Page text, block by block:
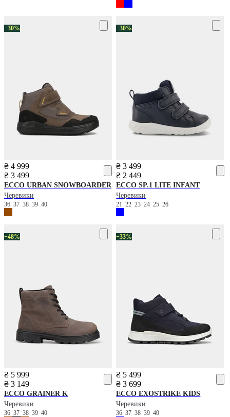
−30%
₴ 4 999
₴ 3 499
ECCO URBAN SNOWBOARDER
Черевики
36 37 38 39 40
−30%
₴ 3 499
₴ 2 449
ECCO SP.1 LITE INFANT
Черевики
212223242526
−48%
₴ 5 999
₴ 3 149
ECCO GRAINER K
Черевики
36 37 38 39 40
−33%
₴ 5 499
₴ 3 699
ECCO EXOSTRIKE KIDS
Черевики
3637383940